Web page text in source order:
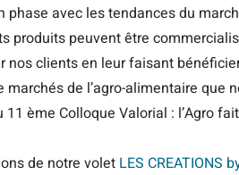
phase avec les tendances du
produits peuvent être
nos clients en leur faisant
de l’agro-alimentaire que
11 ème Colloque Valorial : l’Agro
de notre volet LES CREATIONS